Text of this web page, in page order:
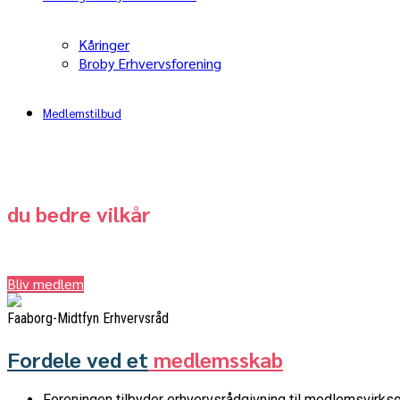
Kåringer
Broby Erhvervsforening
Medlemstilbud
du bedre vilkår
Bliv medlem
Faaborg-Midtfyn Erhvervsråd
Fordele ved et medlemsskab